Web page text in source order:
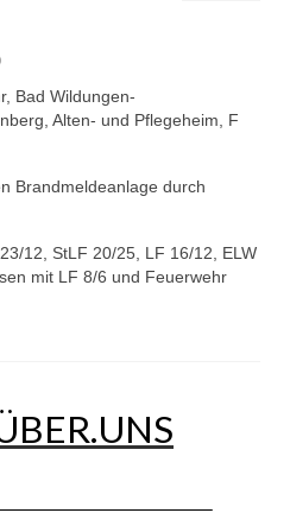
1996
Bad Wildungen-
Alten- und Pflegeheim, F
Brandmeldeanlage durch
12, StLF 20/25, LF 16/12, ELW
mit LF 8/6 und Feuerwehr